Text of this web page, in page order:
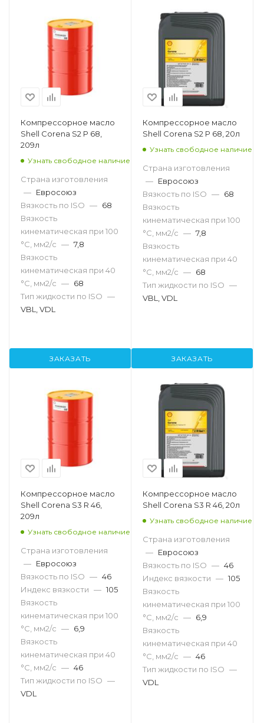
Компрессорное масло
Shell Corena S2 P 68,
209л
Узнать свободное наличие
Страна изготовления
— Евросоюз
Вязкость по ISO — 68
Вязкость
кинематическая при 100
°С, мм2/с — 7,8
Вязкость
кинематическая при 40
°С, мм2/с — 68
Тип жидкости по ISO —
VBL, VDL
ЗАКАЗАТЬ
Компрессорное масло
Shell Corena S2 P 68, 20л
Узнать свободное наличие
Страна изготовления
— Евросоюз
Вязкость по ISO — 68
Вязкость
кинематическая при 100
°С, мм2/с — 7,8
Вязкость
кинематическая при 40
°С, мм2/с — 68
Тип жидкости по ISO —
VBL, VDL
ЗАКАЗАТЬ
Компрессорное масло
Shell Corena S3 R 46,
209л
Узнать свободное наличие
Страна изготовления
— Евросоюз
Вязкость по ISO — 46
Индекс вязкости — 105
Вязкость
кинематическая при 100
°С, мм2/с — 6,9
Вязкость
кинематическая при 40
°С, мм2/с — 46
Тип жидкости по ISO —
VDL
Компрессорное масло
Shell Corena S3 R 46, 20л
Узнать свободное наличие
Страна изготовления
— Евросоюз
Вязкость по ISO — 46
Индекс вязкости — 105
Вязкость
кинематическая при 100
°С, мм2/с — 6,9
Вязкость
кинематическая при 40
°С, мм2/с — 46
Тип жидкости по ISO —
VDL